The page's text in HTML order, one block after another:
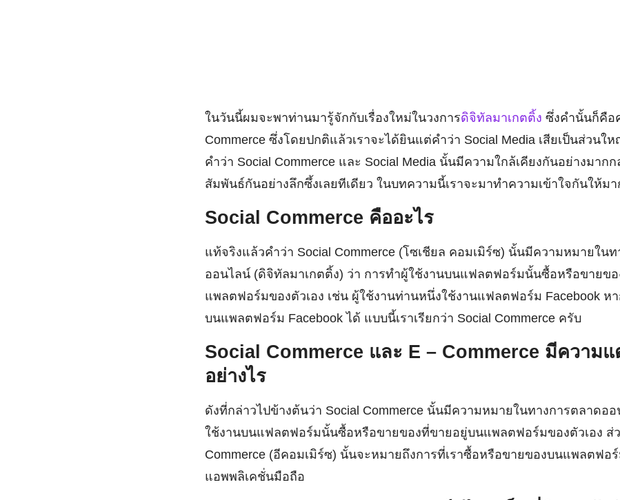
ในวันนี้ผมจะพาท่านมารู้จักกับเรื่องใหม่ในวงการดิจิทัลมาเกตติ้ง ซึ่งคำนั้นก็คือ
Commerce ซึ่งโดยปกติแล้วเราจะได้ยินแต่คำว่า Social Media เสียเป็นส่วนใ
คำว่า Social Commerce และ Social Media นั้นมีความใกล้เคียงกันอย่างมาก
สัมพันธ์กันอย่างลึกซึ้งเลยทีเดียว ในบทความนี้เราจะมาทำความเข้าใจกันให้ม
Social Commerce คืออะไร
แท้จริงแล้วคำว่า Social Commerce (โซเชียล คอมเมิร์ซ) นั้นมีความหมายใน
ออนไลน์ (ดิจิทัลมาเกตติ้ง) ว่า การทำผู้ใช้งานบนแฟลตฟอร์มนั้นซื้อหรือขายข
แพลตฟอร์มของตัวเอง เช่น ผู้ใช้งานท่านหนึ่งใช้งานแฟลตฟอร์ม Facebook ห
บนแพลตฟอร์ม Facebook ได้ แบบนี้เราเรียกว่า Social Commerce ครับ
Social Commerce และ E – Commerce มีความ
อย่างไร
ดังที่กล่าวไปข้างต้นว่า Social Commerce นั้นมีความหมายในทางการตลาดอ
ใช้งานบนแฟลตฟอร์มนั้นซื้อหรือขายของที่ขายอยู่บนแพลตฟอร์มของตัวเอง ส่
Commerce (อีคอมเมิร์ซ) นั้นจะหมายถึงการที่เราซื้อหรือขายของบนแพลตฟอ
แอพพลิเคชั่นมือถือ